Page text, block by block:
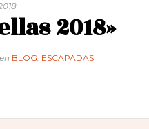
2018»
en BLOG, ESCAPADAS